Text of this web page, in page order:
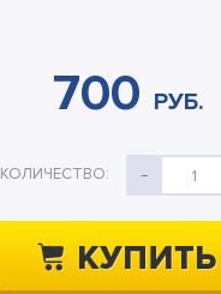
700 РУБ.
1
КОЛИЧЕСТВО: